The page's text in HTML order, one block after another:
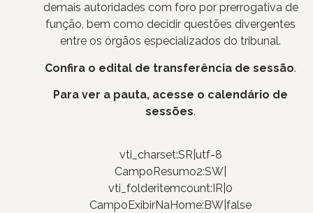
demais autoridades com foro por prerrogativa de
função, bem como decidir questões divergentes
entre os órgãos especializados do tribunal.
Confira o edital de transferência de sessão.
Para ver a pauta, acesse o calendário de
sessões.
vti_charset:SR|utf-8
CampoResumo2:SW|
vti_folderitemcount:IR|0
CampoExibirNaHome:BW|false